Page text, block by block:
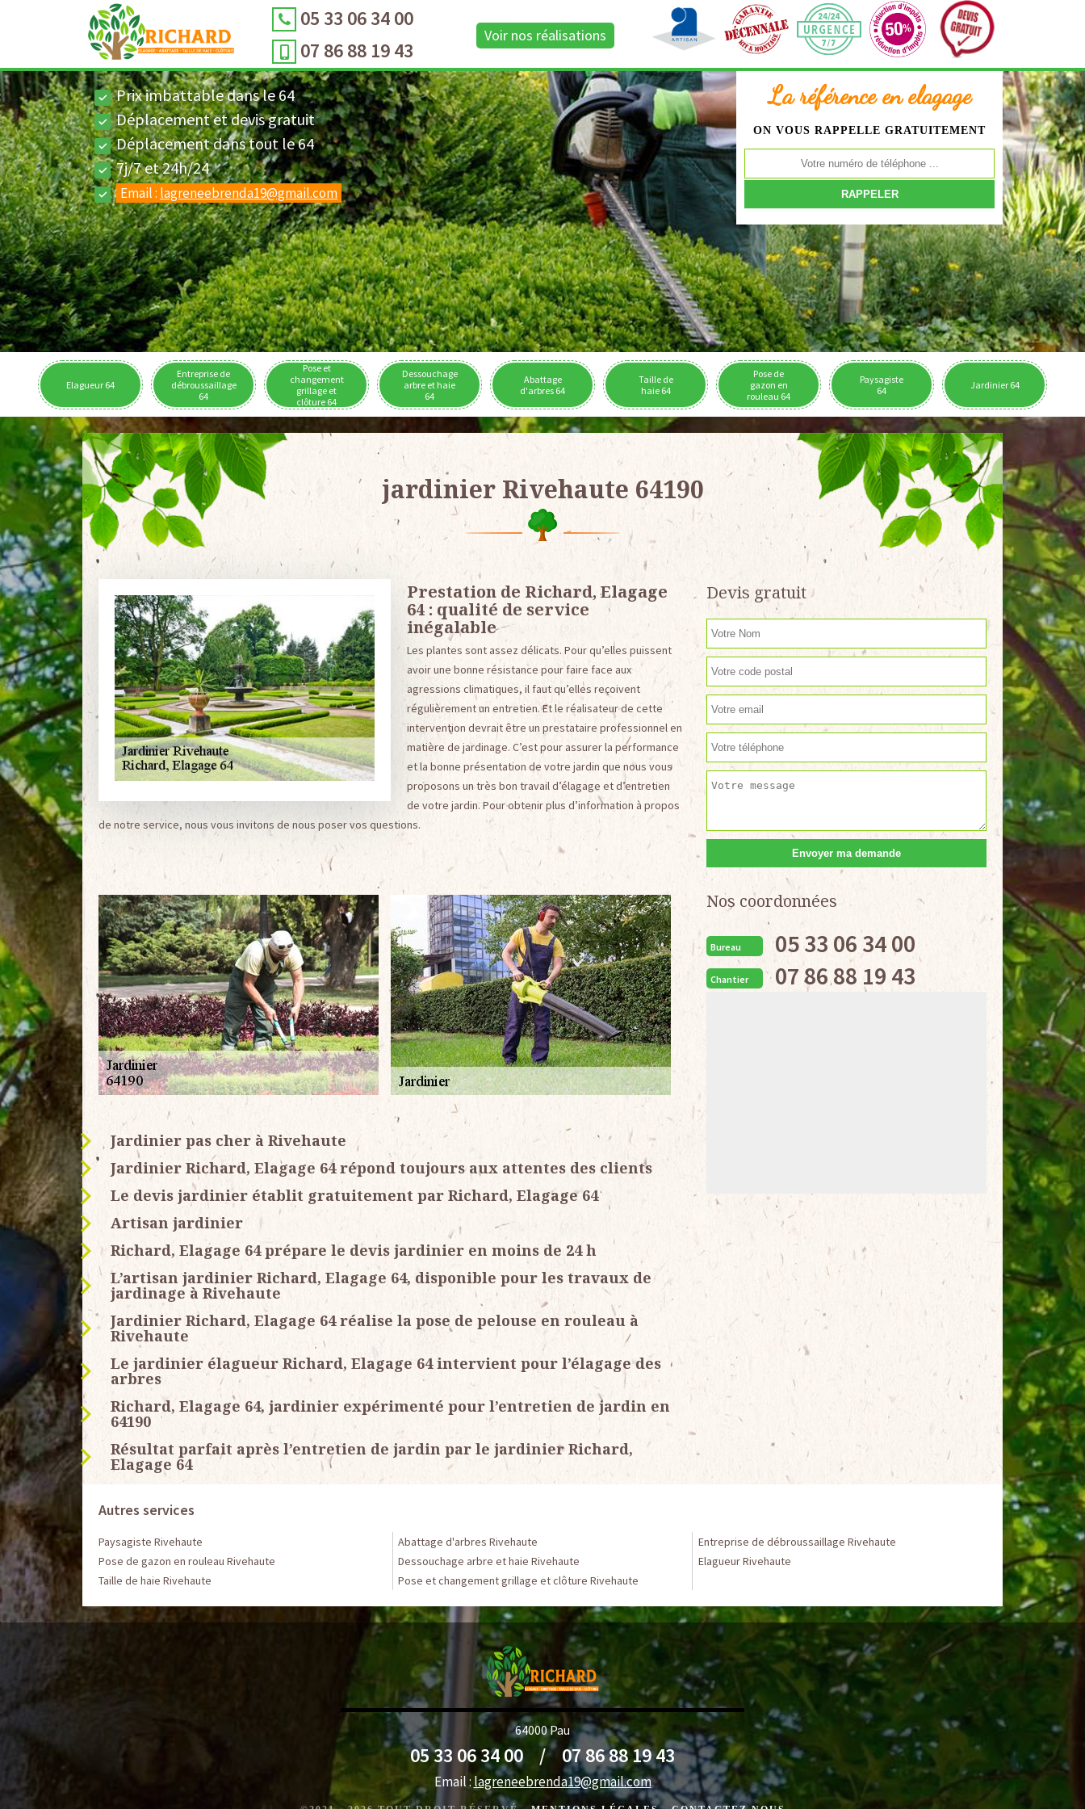
05 33 06 34 00
07 86 88 19 43
Voir nos réalisations
La référence en elagage
ON VOUS RAPPELLE GRATUITEMENT
Prix imbattable dans le 64
Déplacement et devis gratuit
Déplacement dans tout le 64
7j/7 et 24h/24
Email : lagreneebrenda19@gmail.com
Elagueur 64
Entreprise de
débroussaillage
64
Pose et
changement
grillage et
clôture 64
Dessouchage
arbre et haie
64
Abattage
d'arbres 64
Taille de
haie 64
Pose de
gazon en
rouleau 64
Paysagiste
64
Jardinier 64
jardinier Rivehaute 64190
Prestation de Richard, Elagage
64 : qualité de service
inégalable
Les plantes sont assez délicats. Pour qu’elles puissent
avoir une bonne résistance pour faire face aux
agressions climatiques, il faut qu’elles reçoivent
régulièrement un entretien. Et le réalisateur de cette
intervention devrait être un prestataire professionnel en
matière de jardinage. C’est pour assurer la performance
et la bonne présentation de votre jardin que nous vous
proposons un très bon travail d’élagage et d’entretien
de votre jardin. Pour obtenir plus d’information à propos
de notre service, nous vous invitons de nous poser vos questions.
Jardinier pas cher à Rivehaute
Jardinier Richard, Elagage 64 répond toujours aux attentes des clients
Le devis jardinier établit gratuitement par Richard, Elagage 64
Artisan jardinier
Richard, Elagage 64 prépare le devis jardinier en moins de 24 h
L’artisan jardinier Richard, Elagage 64, disponible pour les travaux de
jardinage à Rivehaute
Jardinier Richard, Elagage 64 réalise la pose de pelouse en rouleau à
Rivehaute
Le jardinier élagueur Richard, Elagage 64 intervient pour l’élagage des
arbres
Richard, Elagage 64, jardinier expérimenté pour l’entretien de jardin en
64190
Résultat parfait après l’entretien de jardin par le jardinier Richard,
Elagage 64
Devis gratuit
Nos coordonnées
Bureau 05 33 06 34 00
Chantier 07 86 88 19 43
Autres services
Paysagiste Rivehaute
Pose de gazon en rouleau Rivehaute
Taille de haie Rivehaute
Abattage d'arbres Rivehaute
Dessouchage arbre et haie Rivehaute
Pose et changement grillage et clôture Rivehaute
Entreprise de débroussaillage Rivehaute
Elagueur Rivehaute
64000 Pau
05 33 06 34 00 / 07 86 88 19 43
Email : lagreneebrenda19@gmail.com